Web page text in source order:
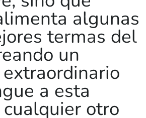
algunas
termas del
un
a esta
otro